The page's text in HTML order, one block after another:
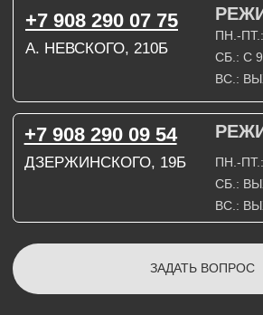
НАПИСАТЬ В МАХ
КАТАЛОГ
3D МОДЕЛИ
ТЕХНИЧЕСКИЕ КАРТЫ
ДОГОВОР КУПЛИ-ПРОДАЖИ
ПОЛИТИТИКА В ОТНОШЕНИИ ОБРАБОТКИ ПЕРСОНАЛЬНЫХ ДАННЫХ
СОГЛАСИЕ НА ОБРАБОТКУ ПЕРСОНАЛЬНЫХ ДАННЫХ